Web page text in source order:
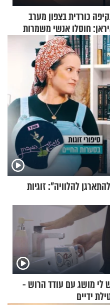
כורדית בצפון מערב
חוסלו אנשי משמרות
להלוויה": זוגיות
לי מושג עם עודד הרוש -
ידיים